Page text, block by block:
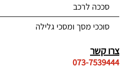
סככה לרכב
סוככי מסך ומסכי גלילה
צרו קשר
073-7539444